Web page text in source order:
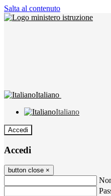
Salta al contenuto
Italiano
Italiano
Accedi
Accedi
button close ×